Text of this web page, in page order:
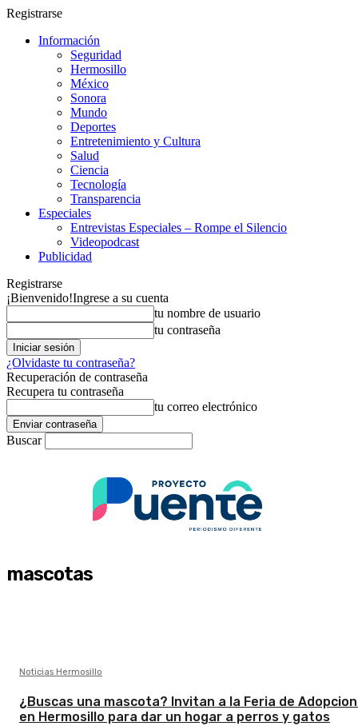
Registrarse
Información
Seguridad
Hermosillo
México
Sonora
Mundo
Deportes
Entretenimiento y Cultura
Salud
Ciencia
Tecnología
Transparencia
Especiales
Entrevistas Especiales – Rompe el Silencio
Videopodcast
Publicidad
Registrarse
¡Bienvenido!Ingrese a su cuenta
tu nombre de usuario
tu contraseña
¿Olvidaste tu contraseña?
Recuperación de contraseña
Recupera tu contraseña
tu correo electrónico
Buscar
mascotas
Noticias Hermosillo
¿Buscas una mascota? Invitan a la Feria de
en Hermosillo para dar un hogar a perros y gatos